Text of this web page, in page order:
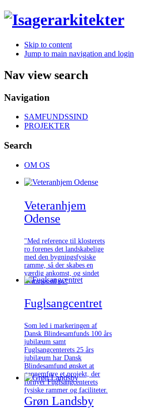
Skip to content
Jump to main navigation and login
Nav view search
Navigation
SAMFUNDSSIND
PROJEKTER
Search
OM OS
Veteranhjem
Odense
"Med reference til klosterets
ro forenes det landskabelige
med den bygningsfysiske
ramme, så der skabes en
værdig ankomst, og sindet
stemmes til ro"
Fuglsangcentret
Som led i markeringen af
Dansk Blindesamfunds 100 års
jubilæum samt
Fuglsangcenterets 25 års
jubilæum har Dansk
Blindesamfund ønsket at
gennemføre et projekt, der
fornyer Fuglsangcenterets
fysiske rammer og faciliteter.
Grøn Landsby